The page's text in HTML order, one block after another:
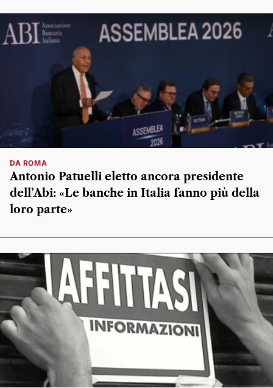
DA ROMA
Antonio Patuelli eletto ancora presidente
dell’Abi: «Le banche in Italia fanno più della
loro parte»